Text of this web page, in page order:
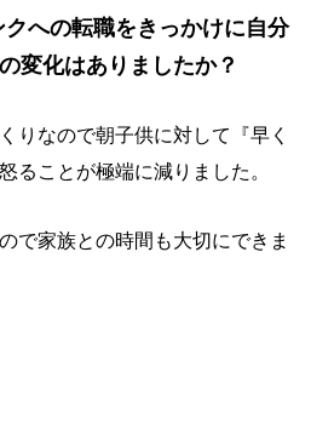
への転職をきっかけに自分
変化はありましたか？
りなので朝子供に対して『早く
ることが極端に減りました。
で家族との時間も大切にできま